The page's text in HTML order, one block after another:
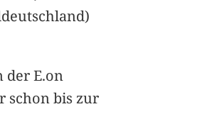
der E.on
schon bis zur